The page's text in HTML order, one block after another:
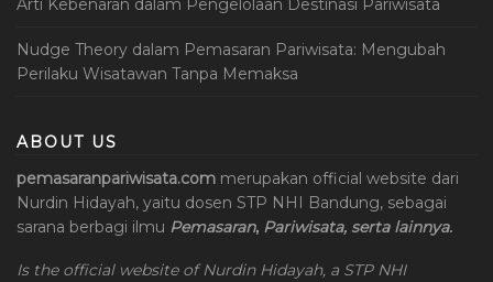
Arti Kebenaran dalam Pengelolaan Destinasi Pariwisata
Nudge Theory dalam Pemasaran Pariwisata: Mengubah
Perilaku Wisatawan Tanpa Memaksa
ABOUT US
pemasaranpariwisata.com merupakan official website dari
Nurdin Hidayah, yaitu dosen STP NHI Bandung, sebagai
sarana berbagi ilmu Pemasaran, Pariwisata, serta lainnya.
Is the official website of Nurdin Hidayah, a STP NHI